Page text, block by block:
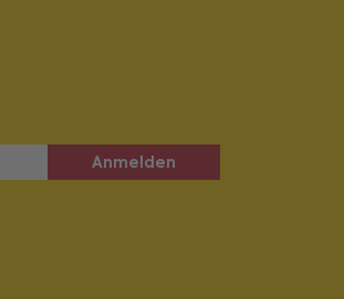
Anmelden